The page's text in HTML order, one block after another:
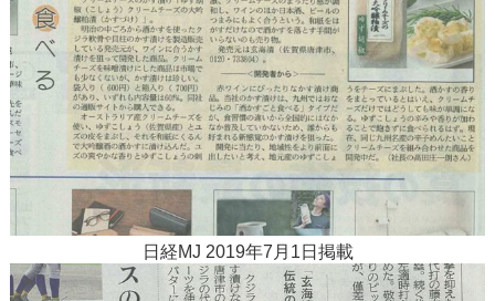
日経MJ 2019年7月1日掲載